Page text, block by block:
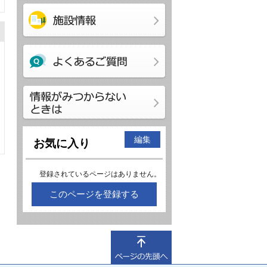
お気に入り 編集
登録されているページはありません。
このページを登録する